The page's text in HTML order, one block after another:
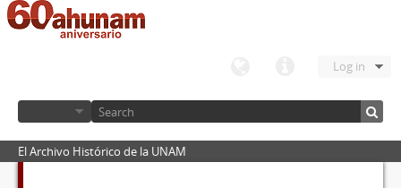
Log in
El Archivo Histórico de la UNAM